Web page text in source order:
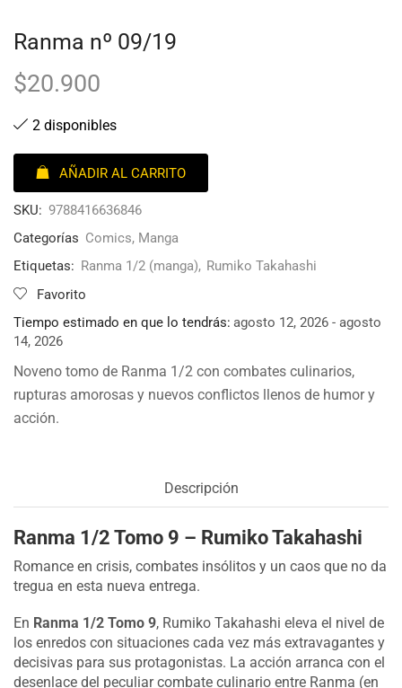
Ranma nº 09/19
$20.900
2 disponibles
AÑADIR AL CARRITO
SKU: 9788416636846
Categorías Comics, Manga
Etiquetas: Ranma 1/2 (manga), Rumiko Takahashi
Favorito
Tiempo estimado en que lo tendrás: agosto 12, 2026 - agosto
14, 2026
Noveno tomo de Ranma 1/2 con combates culinarios,
rupturas amorosas y nuevos conflictos llenos de humor y
acción.
Descripción
Ranma 1/2 Tomo 9 – Rumiko Takahashi
Romance en crisis, combates insólitos y un caos que no da
tregua en esta nueva entrega.
En Ranma 1/2 Tomo 9, Rumiko Takahashi eleva el nivel de
los enredos con situaciones cada vez más extravagantes y
decisivas para sus protagonistas. La acción arranca con el
desenlace del peculiar combate culinario entre Ranma (en